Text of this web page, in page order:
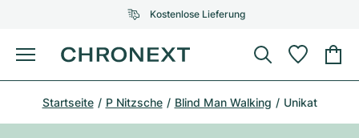
Kostenlose Lieferung
Menü
Uhr kaufen
AUSGEWÄHLTE MARKEN
AUSGEWÄHLTE MARKEN
Startseite P Nitzsche Blind Man Walking Unikat